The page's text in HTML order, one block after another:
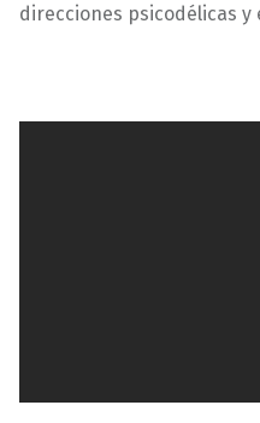
direcciones psicodélicas